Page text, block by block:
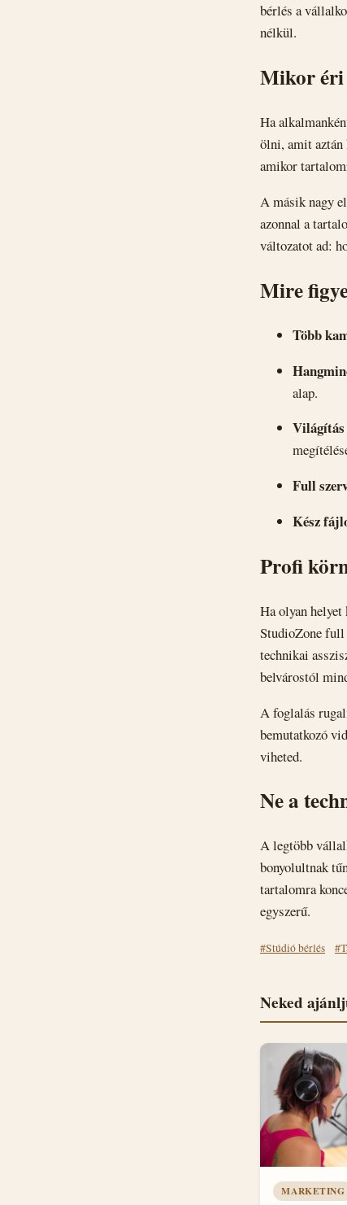
bérlés a
nélkül.
Mikor éri
Ha
ölni, amit aztán
amikor
A másik nagy
azonnal a
változatot ad:
Mire
Több
alap.
Világítás
Full
Kész
Profi
Ha olyan helyet
StudioZone full
technikai
belvárostól
A foglalás
bemutatkozó
viheted.
Ne a
A legtöbb
bonyolultnak
tartalomra
egyszerű.
#Stúdió bérlés
Neked
MARKETING